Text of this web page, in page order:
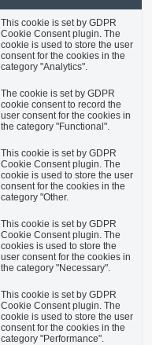
This cookie is set by GDPR
Cookie Consent plugin. The
cookie is used to store the user
consent for the cookies in the
category "Analytics".
The cookie is set by GDPR
cookie consent to record the
user consent for the cookies in
the category "Functional".
This cookie is set by GDPR
Cookie Consent plugin. The
cookie is used to store the user
consent for the cookies in the
category "Other.
This cookie is set by GDPR
Cookie Consent plugin. The
cookies is used to store the
user consent for the cookies in
the category "Necessary".
This cookie is set by GDPR
Cookie Consent plugin. The
cookie is used to store the user
consent for the cookies in the
category "Performance".